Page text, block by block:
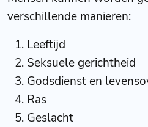
verschillende manieren:
Leeftijd
Seksuele gerichtheid
Godsdienst en
Ras
Geslacht